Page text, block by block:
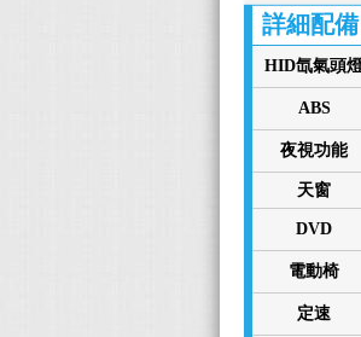
詳細配備
HID氙氣頭
ABS
夜視功能
天窗
DVD
電動椅
定速